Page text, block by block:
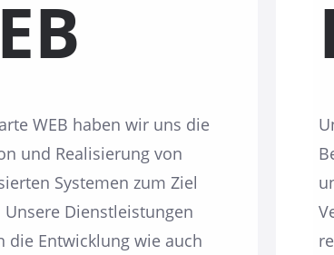
WEB haben wir uns die
und Realisierung von
Systemen zum Ziel
Unsere Dienstleistungen
die Entwicklung wie auch